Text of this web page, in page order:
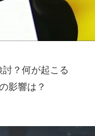
？何が起こる
影響は？